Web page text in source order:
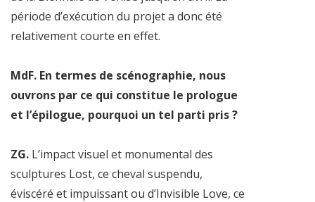
période d’exécution du projet a donc été
relativement courte en effet.
MdF. En termes de scénographie, nous
ouvrons par ce qui constitue le prologue
et l’épilogue, pourquoi un tel parti pris ?
ZG. L’impact visuel et monumental des
sculptures Lost, ce cheval suspendu,
éviscéré et impuissant ou d’Invisible Love, ce